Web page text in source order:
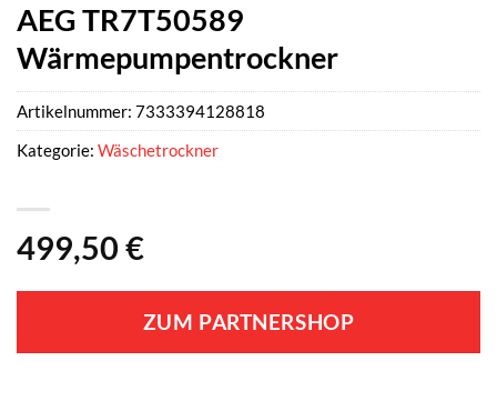
AEG TR7T50589
Wärmepumpentrockner
499,50 €
ZUM PARTNERSHOP
Artikelnummer: 7333394128818
Kategorie: Wäschetrockner